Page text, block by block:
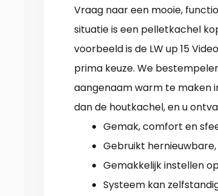
Vraag naar een mooie,
situatie is een pelletkachel
voorbeeld is de LW up 15
prima keuze. We
aangenaam warm te maken
dan de houtkachel, en u
Gemak, comfort en
Gebruikt
Gemakkelijk instellen
Systeem kan